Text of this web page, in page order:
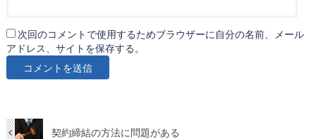
次回のコメントで使用するためブラウザーに自分の名前、メール
アドレス、サイトを保存する。
契約締結の方法に問題がある